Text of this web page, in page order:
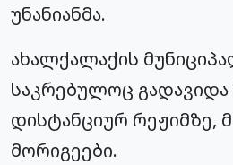
უნანიანმა.
ახალქალაქის
საკრებულოც გადავიდა
დისტანციურ რეჟიმზე,
მორიგეები.